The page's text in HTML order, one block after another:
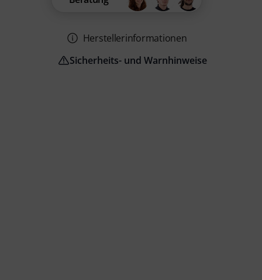
Herstellerinformationen
Sicherheits- und Warnhinweise